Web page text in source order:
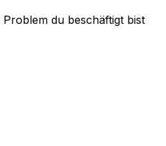
du beschäftigt bist